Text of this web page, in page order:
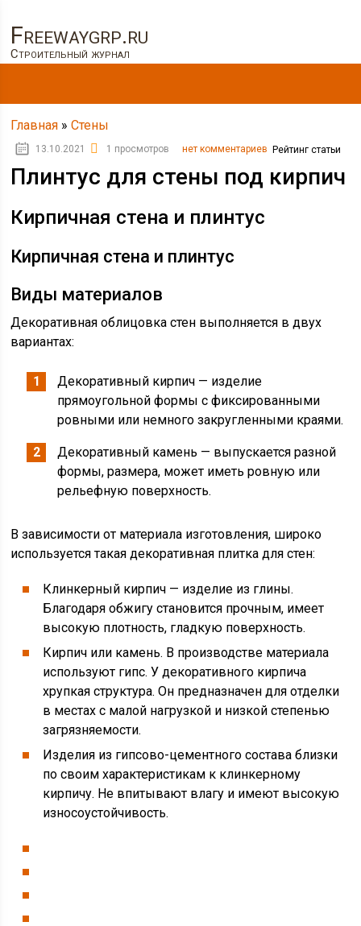
Freewaygrp.ru
Строительный журнал
Главная »Стены
13.10.2021 1 просмотров нет комментариев Рейтинг статьи
Плинтус для стены под кирпич
Кирпичная стена и плинтус
Кирпичная стена и плинтус
Виды материалов
Декоративная облицовка стен выполняется в двух
вариантах:
Декоративный кирпич — изделие
прямоугольной формы с фиксированными
ровными или немного закругленными краями.
Декоративный камень — выпускается разной
формы, размера, может иметь ровную или
рельефную поверхность.
В зависимости от материала изготовления, широко
используется такая декоративная плитка для стен:
Клинкерный кирпич — изделие из глины.
Благодаря обжигу становится прочным, имеет
высокую плотность, гладкую поверхность.
Кирпич или камень. В производстве материала
используют гипс. У декоративного кирпича
хрупкая структура. Он предназначен для отделки
в местах с малой нагрузкой и низкой степенью
загрязняемости.
Изделия из гипсово-цементного состава близки
по своим характеристикам к клинкерному
кирпичу. Не впитывают влагу и имеют высокую
износоустойчивость.